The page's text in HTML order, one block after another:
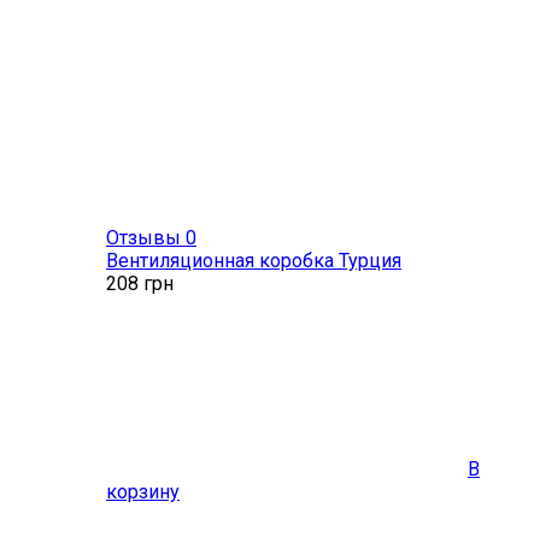
Отзывы 0
Вентиляционная коробка Турция
208 грн
В
корзину